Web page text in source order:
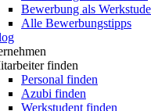
Bewerbung als
Alle Bewerbungstipps
finden
Personal finden
Azubi finden
Werkstudent finden